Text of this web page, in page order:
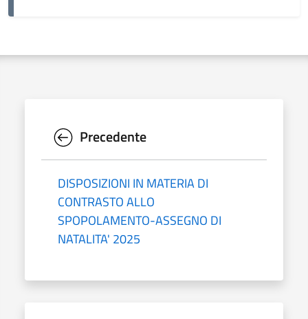
Precedente
DISPOSIZIONI IN MATERIA DI
CONTRASTO ALLO
SPOPOLAMENTO-ASSEGNO DI
NATALITA' 2025